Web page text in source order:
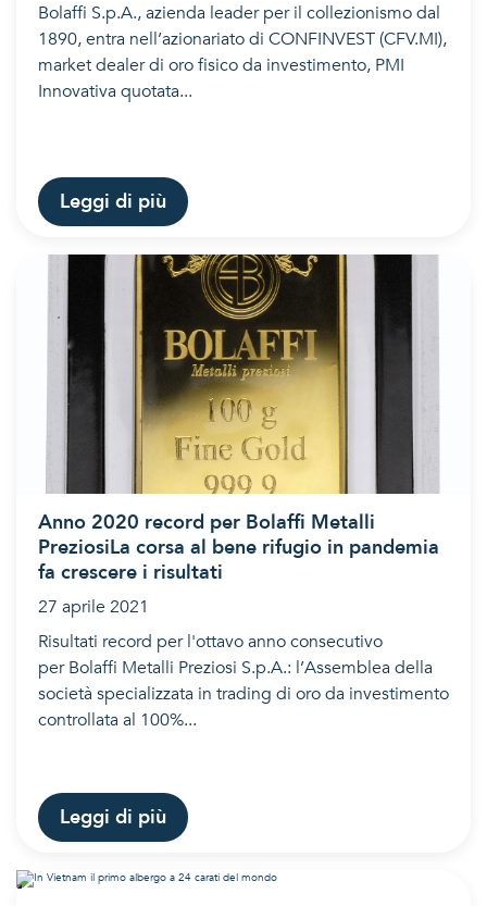
Bolaffi S.p.A., azienda leader per il collezionismo dal
1890, entra nell’azionariato di CONFINVEST (CFV.MI),
market dealer di oro fisico da investimento, PMI
Innovativa quotata...
Leggi di più
Anno 2020 record per Bolaffi Metalli
PreziosiLa corsa al bene rifugio in pandemia
fa crescere i risultati
27 aprile 2021
Risultati record per l'ottavo anno consecutivo
per Bolaffi Metalli Preziosi S.p.A.: l’Assemblea della
società specializzata in trading di oro da investimento
controllata al 100%...
Leggi di più